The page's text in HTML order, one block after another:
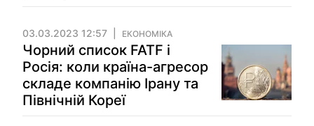
03.03.2023 12:57 ЕКОНОМІКА
Чорний список FATF і
Росія: коли країна-агресор
складе компанію Ірану та
Північній Кореї